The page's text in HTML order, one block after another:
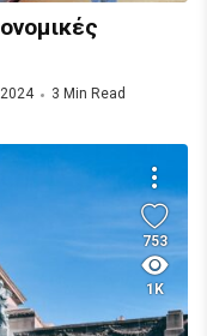
3 Min Read
753
1K